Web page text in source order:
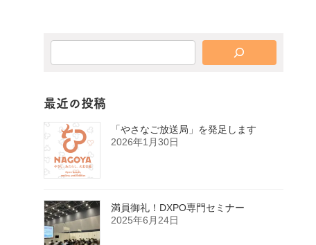
最近の投稿
「やさなご放送局」を発足します
2026年1月30日
満員御礼！DXPO専門セミナー
2025年6月24日